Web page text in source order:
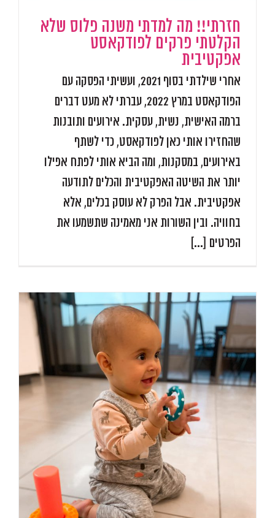
חזרתי!! מה למדתי משנה פלוס שלא
הקלטתי פרקים לפודקאסט
אפקטיבית
אחרי שילדתי בסוף 2021, ועשיתי הפסקה עם
הפודקאסט במרץ 2022, עברתי לא מעט דברים
ברמה האישית, נשית, עסקית. אירועים ותובנות
שהחזירו אותי כאן לפודקאסט, כדי לשתף
באירועים, במסקנות, ומה הביא אותי לפתח אפילו
יותר את השיטה האפקטיבית והכלים לתודעה
אפקטיבית. אבל הפרק לא עוסק בכלים, אלא
בחוויה. ובין השורות אני מאמינה שתשמעו את
הפרטים [...]